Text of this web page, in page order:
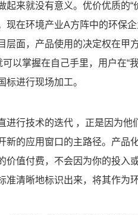
来就没有意义。优价优质的“
现在环境产业A方阵中的环保
层面，产品使用的决定权在甲
以掌握在自己手里，用户在“
进行现场加工。
进行技术的迭代 ，正是因为他
的应用窗口的主路径。产品
价值付费，不会因为你的投入
清晰地标识出来，将其作为